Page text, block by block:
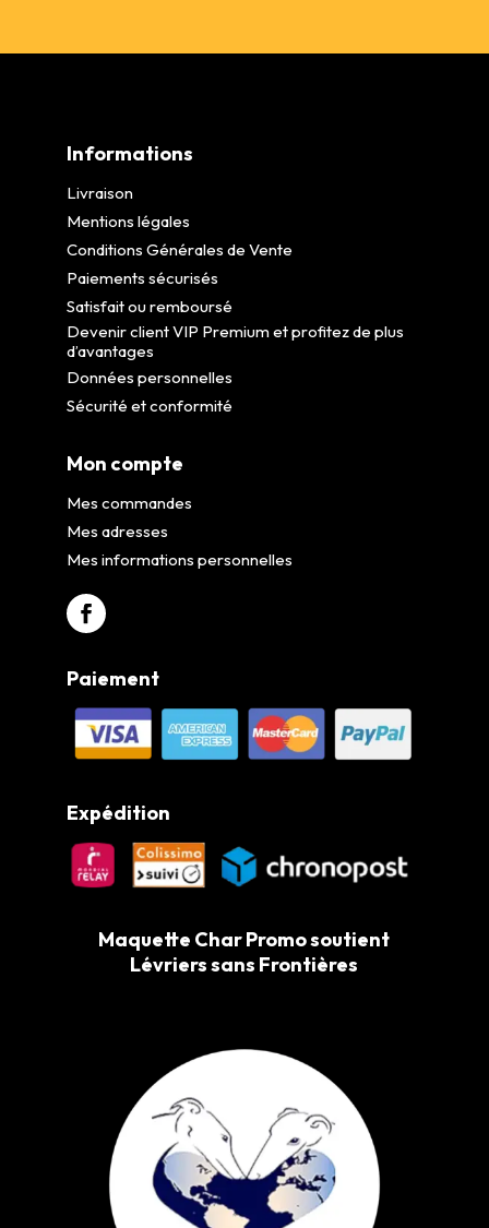
Informations
Livraison
Mentions légales
Conditions Générales de Vente
Paiements sécurisés
Satisfait ou remboursé
Devenir client VIP Premium et profitez de plus
d’avantages
Données personnelles
Sécurité et conformité
Mon compte
Mes commandes
Mes adresses
Mes informations personnelles
Paiement
Expédition
Maquette Char Promo soutient
Lévriers sans Frontières